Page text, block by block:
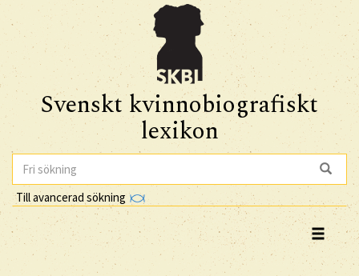
Svenskt kvinnobiografiskt
lexikon
Till avancerad sökning